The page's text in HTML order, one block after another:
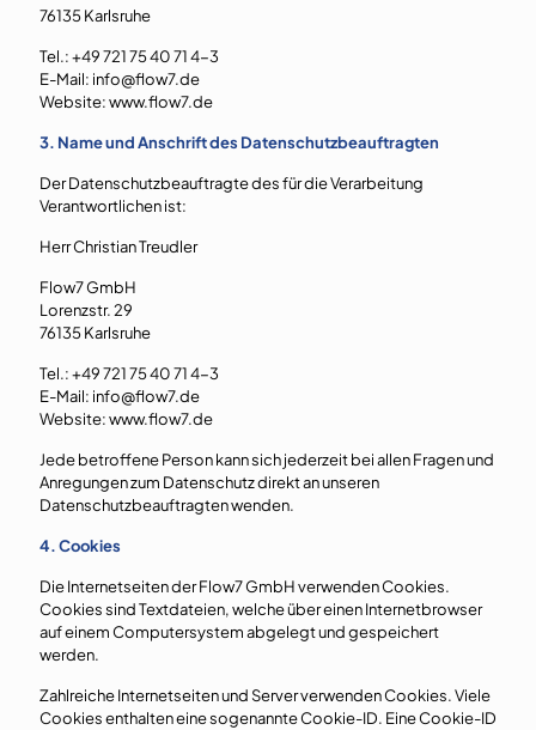
76135 Karlsruhe
Tel.: +49 721 75 40 71 4-3
E-Mail: info@flow7.de
Website: www.flow7.de
3. Name und Anschrift des Datenschutzbeauftragten
Der Datenschutzbeauftragte des für die Verarbeitung
Verantwortlichen ist:
Herr Christian Treudler
Flow7 GmbH
Lorenzstr. 29
76135 Karlsruhe
Tel.: +49 721 75 40 71 4-3
E-Mail: info@flow7.de
Website: www.flow7.de
Jede betroffene Person kann sich jederzeit bei allen Fragen und
Anregungen zum Datenschutz direkt an unseren
Datenschutzbeauftragten wenden.
4. Cookies
Die Internetseiten der Flow7 GmbH verwenden Cookies.
Cookies sind Textdateien, welche über einen Internetbrowser
auf einem Computersystem abgelegt und gespeichert
werden.
Zahlreiche Internetseiten und Server verwenden Cookies. Viele
Cookies enthalten eine sogenannte Cookie-ID. Eine Cookie-ID